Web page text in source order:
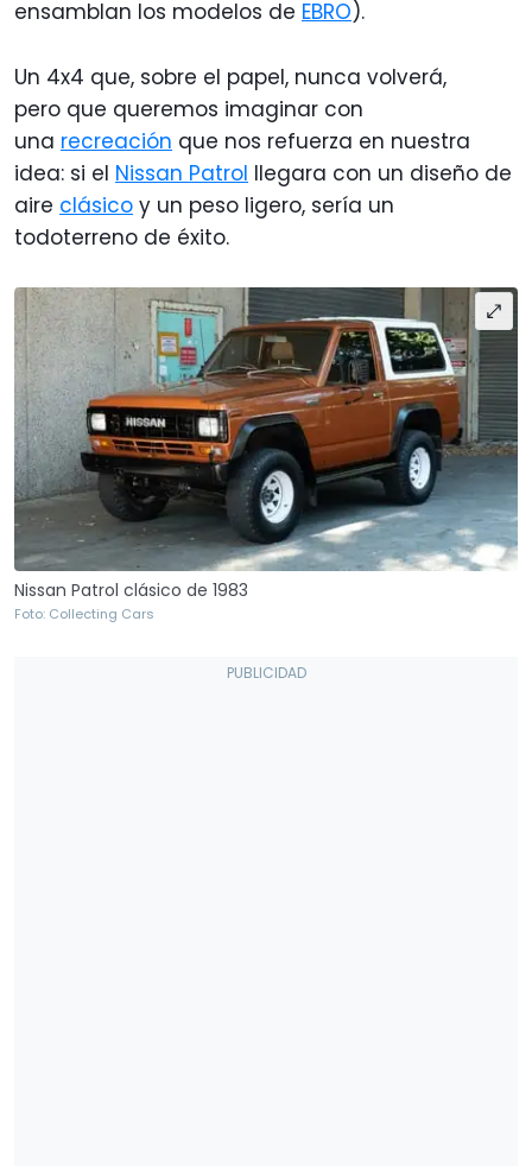
ensamblan los modelos de EBRO).
Un 4x4 que, sobre el papel, nunca volverá,
pero que queremos imaginar con
una recreación que nos refuerza en nuestra
idea: si el Nissan Patrol llegara con un diseño de
aire clásico y un peso ligero, sería un
todoterreno de éxito.
Nissan Patrol clásico de 1983
Foto: Collecting Cars